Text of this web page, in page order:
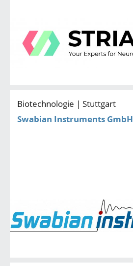
Biotechnologie | Stuttgart
Swabian Instruments GmbH